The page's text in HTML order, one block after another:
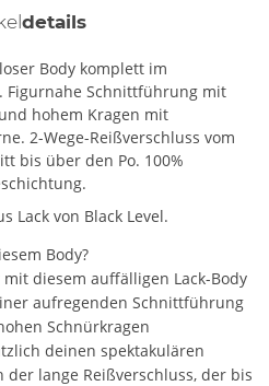
details
Body komplett im
Figurnahe Schnittführung mit
hohem Kragen mit
2-Wege-Reißverschluss vom
bis über den Po. 100%
Lack von Black Level.
Body?
diesem auffälligen Lack-Body
aufregenden Schnittführung
Schnürkragen
deinen spektakulären
lange Reißverschluss, der bis